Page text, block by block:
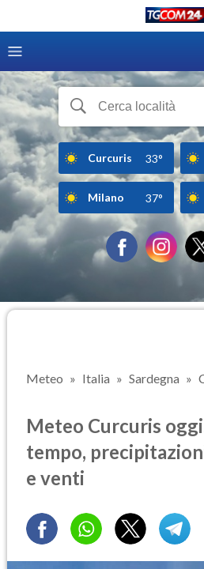
Curcuris 33°
Milano 37°
Meteo Italia Sardegna
Meteo Curcuris
tempo,
e venti